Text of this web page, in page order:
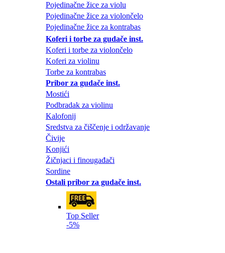
Pojedinačne žice za violu
Pojedinačne žice za violončelo
Pojedinačne žice za kontrabas
Koferi i torbe za gudače inst.
Koferi i torbe za violončelo
Koferi za violinu
Torbe za kontrabas
Pribor za gudače inst.
Mostići
Podbradak za violinu
Kalofonij
Sredstva za čiščenje i održavanje
Čivije
Konjići
Žičnjaci i finougađači
Sordine
Ostali pribor za gudače inst.
Top Seller
-5%